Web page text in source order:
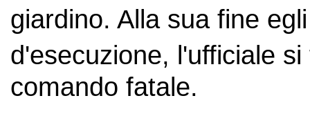
giardino. Alla sua fine
d'esecuzione, l'ufficiale
comando fatale.